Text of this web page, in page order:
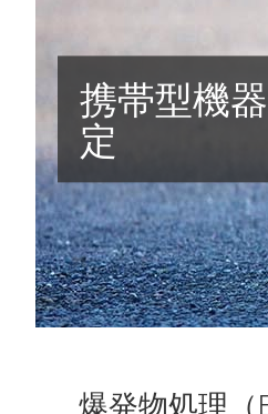
携帯型機
定
爆発物処理（